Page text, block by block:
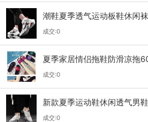
潮鞋夏季透气运动板鞋休闲
元
成交:0
夏季家居情侣拖鞋防滑凉拖
成交:0
新款夏季运动鞋休闲透气男
成交:0